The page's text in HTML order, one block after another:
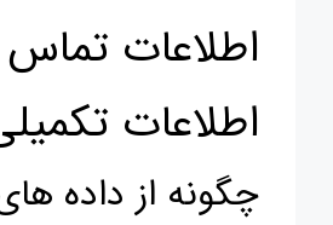
اطلاعات
اطلاعات
چگونه از داده